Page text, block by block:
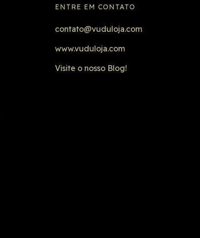
ENTRE EM CONTATO
contato@vuduloja.com
www.vuduloja.com
Visite o nosso Blog!